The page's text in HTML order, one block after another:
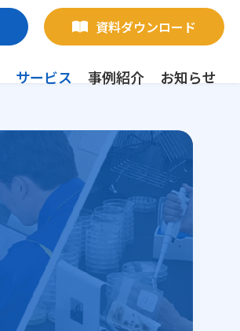
資料ダウンロード
サービス 事例紹介 お知らせ